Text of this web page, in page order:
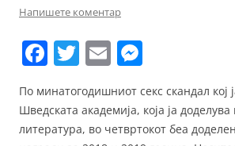
Напишете коментар
F
c
e
T
itt
er
E
ai
l
ss
e
По минатогодишниот секс скандал кој
Шведската академија, која ја доделува
литература, во четвртокот беа